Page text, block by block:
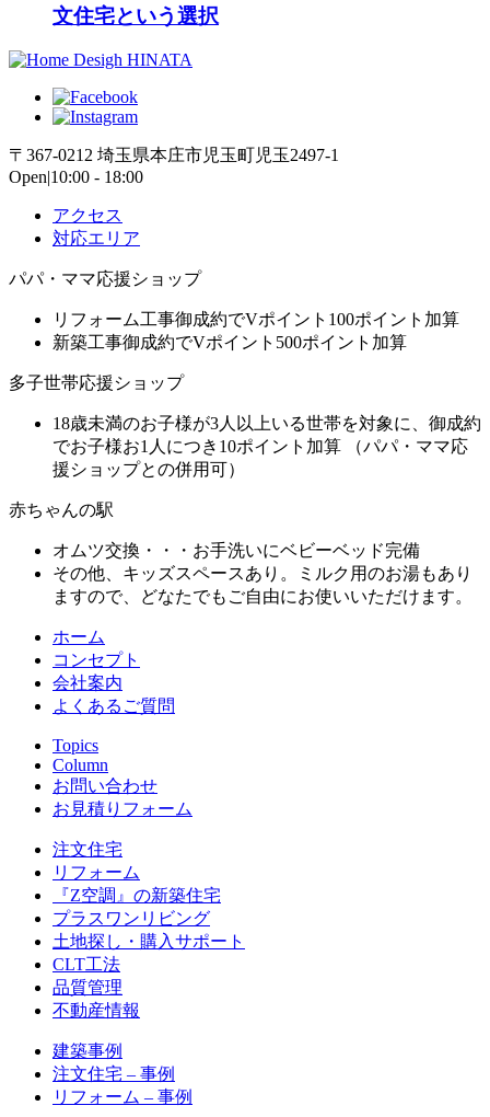
文住宅という選択
〒367-0212 埼玉県本庄市児玉町児玉2497-1
Open|10:00 - 18:00
アクセス
対応エリア
パパ・ママ応援ショップ
リフォーム工事御成約でVポイント100ポイント加算
新築工事御成約でVポイント500ポイント加算
多子世帯応援ショップ
18歳未満のお子様が3人以上いる世帯を対象に、御成約
でお子様お1人につき10ポイント加算 （パパ・ママ応
援ショップとの併用可）
赤ちゃんの駅
オムツ交換・・・お手洗いにベビーベッド完備
その他、キッズスペースあり。ミルク用のお湯もあり
ますので、どなたでもご自由にお使いいただけます。
ホーム
コンセプト
会社案内
よくあるご質問
Topics
Column
お問い合わせ
お見積りフォーム
注文住宅
リフォーム
『Z空調』の新築住宅
プラスワンリビング
土地探し・購入サポート
CLT工法
品質管理
不動産情報
建築事例
注文住宅 – 事例
リフォーム – 事例